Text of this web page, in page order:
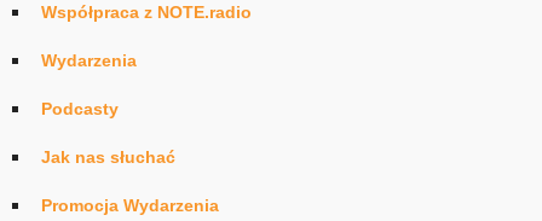
Współpraca z NOTE.radio
Wydarzenia
Podcasty
Jak nas słuchać
Promocja Wydarzenia